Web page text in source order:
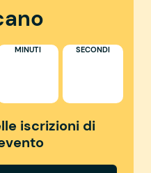
MINUTI SECONDI
iscrizioni di